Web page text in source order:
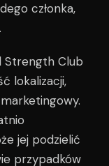
członka,
Strength Club
lokalizacji,
jej podzielić
przypadków